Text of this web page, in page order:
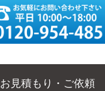
お見積もり・ご依頼